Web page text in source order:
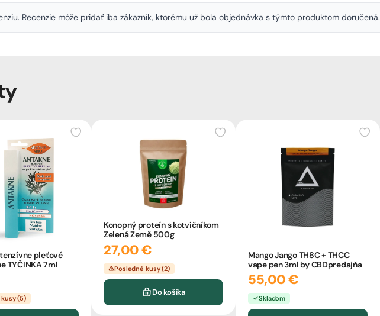
Recenzie môže pridať iba zákazník, ktorému už bola objednávka s týmto produktom doručená.
pleťové
TYČINKA 7ml
(5)
Konopný proteín s kotvičníkom
Zelená Země 500g
27,00 €
Posledné kusy (2)
Do košíka
Mango Jango TH8C + THCC
vape pen 3ml by CBDpredajňa
55,00 €
Skladom